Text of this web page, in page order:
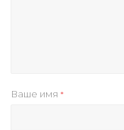
Ваше имя *